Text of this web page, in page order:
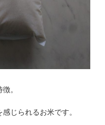
。
じられるお米です。